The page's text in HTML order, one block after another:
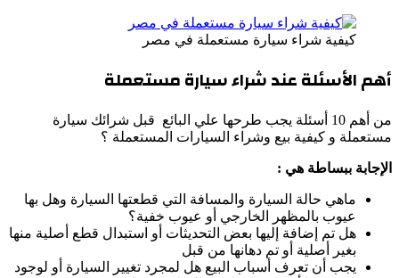
كيفية شراء سيارة مستعملة في مصر
أهم الأسئلة عند شراء سيارة مستعملة
من أهم 10 أسئلة يجب طرحها علي البائع قبل شرائك سيارة
مستعملة و كيفية بيع وشراء السيارات المستعملة ؟
الإجابة ببساطة هي :
ماهي حالة السيارة والمسافة التي قطعتها السيارة وهل بها
عيوب بالمظهر الخارجي أو عيوب خفية؟
هل تم إضافة إليها بعض التحديثات أو استبدال قطع أصلية منها
بغير أصلية أو تم دهانها من قبل
يجب أن تعرف أسباب البيع هل لمجرد تغيير السيارة أو لوجود